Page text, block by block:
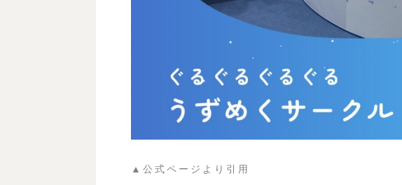
▲公式ページより引用